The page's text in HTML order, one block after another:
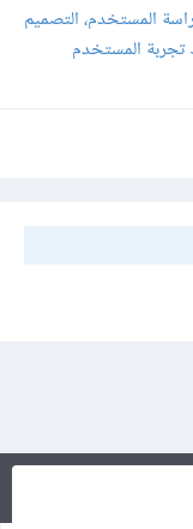
المستخدم، التصميم
المستخدم